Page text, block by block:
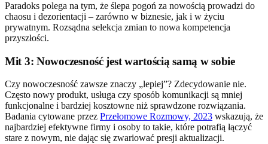
Paradoks polega na tym, że ślepa pogoń za nowością prowadzi do
chaosu i dezorientacji – zarówno w biznesie, jak i w życiu
prywatnym. Rozsądna selekcja zmian to nowa kompetencja
przyszłości.
Mit 3: Nowoczesność jest wartością samą w sobie
Czy nowoczesność zawsze znaczy „lepiej”? Zdecydowanie nie.
Często nowy produkt, usługa czy sposób komunikacji są mniej
funkcjonalne i bardziej kosztowne niż sprawdzone rozwiązania.
Badania cytowane przez Przełomowe Rozmowy, 2023 wskazują, że
najbardziej efektywne firmy i osoby to takie, które potrafią łączyć
stare z nowym, nie dając się zwariować presji aktualizacji.